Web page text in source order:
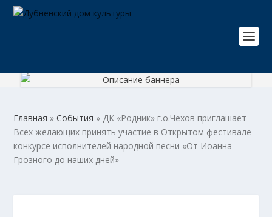
Главная »События » ДК «Родник» г.о.Чехов приглашает
Всех желающих принять участие в Открытом фестивале-
конкурсе исполнителей народной песни «От Иоанна
Грозного до наших дней»